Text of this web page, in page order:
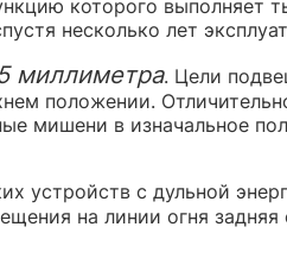
которого выполняет
несколько лет
миллиметра. Цели
положении.
мишени в изначальное
устройств с дульной
на линии огня